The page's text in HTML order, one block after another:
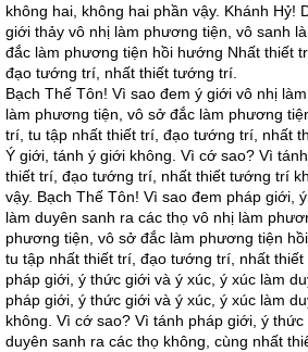
không hai, không hai phần vậy. Khánh Hỷ!
giới thảy vô nhị làm phương tiện, vô sanh
đắc làm phương tiện hồi hướng Nhất thiết
đạo tướng trí, nhất thiết tướng trí.
Bạch Thế Tôn! Vì sao đem ý giới vô nhị
làm phương tiện, vô sở đắc làm phương
trí, tu tập nhất thiết trí, đạo tướng trí, nhất
Ý giới, tánh ý giới không. Vì cớ sao? Vì
thiết trí, đạo tướng trí, nhất thiết tướng trí
vậy. Bạch Thế Tôn! Vì sao đem pháp giới,
làm duyên sanh ra các thọ vô nhị làm
phương tiện, vô sở đắc làm phương tiện
tu tập nhất thiết trí, đạo tướng trí, nhất
pháp giới, ý thức giới và ý xúc, ý xúc làm
pháp giới, ý thức giới và ý xúc, ý xúc làm
không. Vì cớ sao? Vì tánh pháp giới, ý
duyên sanh ra các thọ không, cùng nhất